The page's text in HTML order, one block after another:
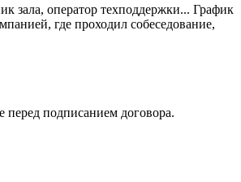
зала, оператор техподдержки... График
где проходил собеседование,
перед подписанием договора.